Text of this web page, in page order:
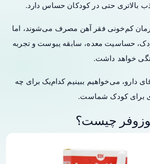
بالاتری حتی در کودکان حساس دارد.
کم‌خونی فقر آهن مصرف می‌شوند، اما
حساسیت معده، سابقه یبوست و تجربه
خواهد داشت.
دارو، می‌خواهیم ببینیم کدام‌یک برای چه
برای کودک شماست.
چیست؟